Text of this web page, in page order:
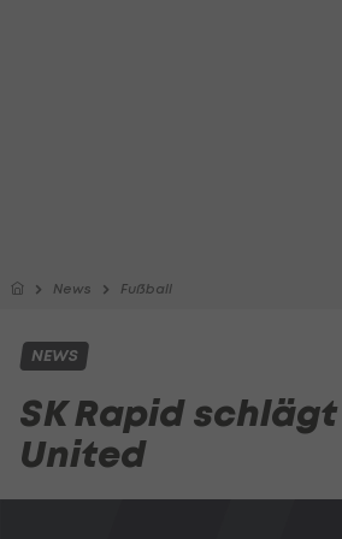
News Fußball
NEWS
SK Rapid
United